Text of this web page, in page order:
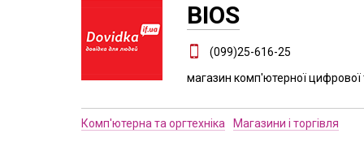
BIOS
(099)25-616-25
магазин комп'ютерної цифрової
Комп'ютерна та оргтехніка Магазини і торгівля